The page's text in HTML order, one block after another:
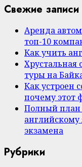
Свежие записи
Аренда
топ-10
Как учить
Хрустальная
туры на
Как устроен
почему этот
Полный план
экзамена
Рубрики